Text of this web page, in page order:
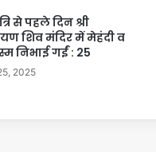
से पहले दिन श्री
शिव मंदिर में मेहंदी व
निभाई गईं : 25
2025